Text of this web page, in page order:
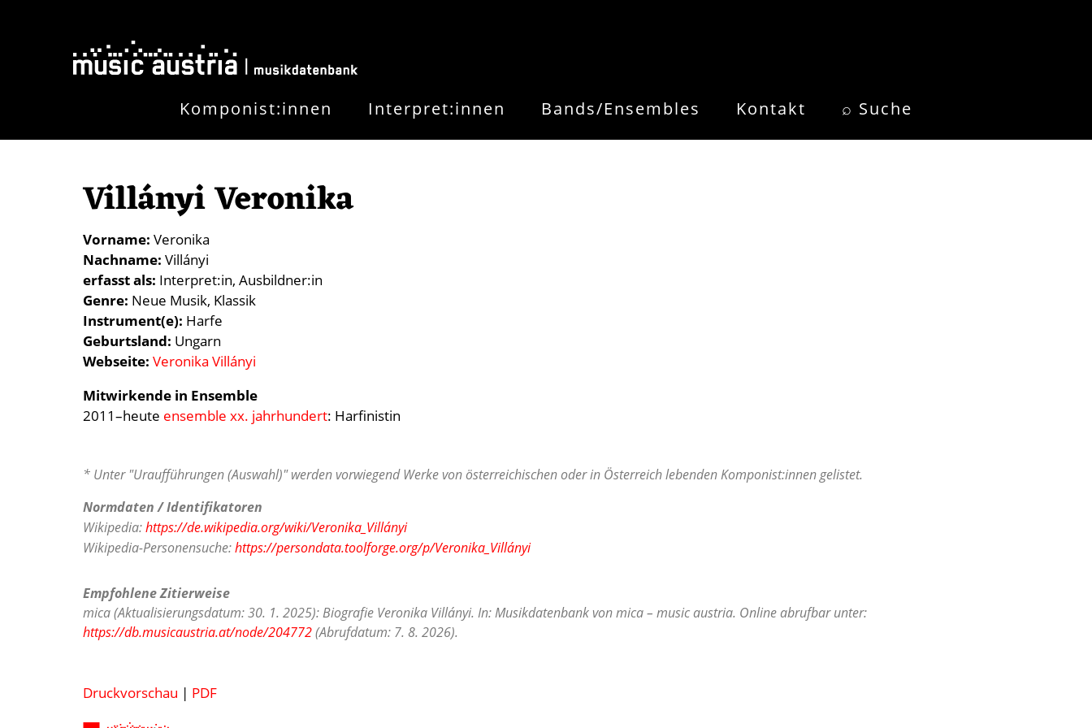
Komponist:innen Interpret:innen Bands/Ensembles Kontakt ⌕ Suche
Villányi Veronika
Vorname Veronika
Nachname Villányi
erfasst als Interpret:in Ausbildner:in
Genre Neue Musik Klassik
Instrument(e) Harfe
Geburtsland Ungarn
Webseite Veronika Villányi
Mitwirkende in Ensemble
2011–heute ensemble xx. jahrhundert: Harfinistin
* Unter "Uraufführungen (Auswahl)" werden vorwiegend Werke von österreichischen oder in Österreich lebenden Komponist:innen gelistet.
Normdaten / Identifikatoren
Wikipedia:https://de.wikipedia.org/wiki/Veronika_Villányi
Wikipedia-Personensuche:https://persondata.toolforge.org/p/Veronika_Villányi
Empfohlene Zitierweise
mica (Aktualisierungsdatum: 30. 1. 2025): Biografie Veronika Villányi. In: Musikdatenbank von mica – music austria. Online abrufbar unter:
https://db.musicaustria.at/node/204772(Abrufdatum: 7. 8. 2026).
Druckvorschau | PDF